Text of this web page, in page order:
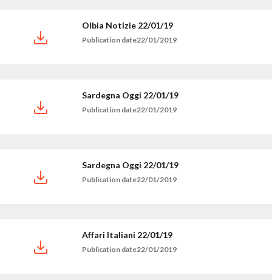
Olbia Notizie 22/01/19
Publication date22/01/2019
Sardegna Oggi 22/01/19
Publication date22/01/2019
Sardegna Oggi 22/01/19
Publication date22/01/2019
Affari Italiani 22/01/19
Publication date22/01/2019